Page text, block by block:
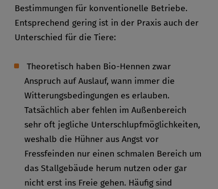
Bestimmungen für konventionelle Betriebe.
Entsprechend gering ist in der Praxis auch der
Unterschied für die Tiere:
Theoretisch haben Bio-Hennen zwar
Anspruch auf Auslauf, wann immer die
Witterungsbedingungen es erlauben.
Tatsächlich aber fehlen im Außenbereich
sehr oft jegliche Unterschlupfmöglichkeiten,
weshalb die Hühner aus Angst vor
Fressfeinden nur einen schmalen Bereich um
das Stallgebäude herum nutzen oder gar
nicht erst ins Freie gehen. Häufig sind